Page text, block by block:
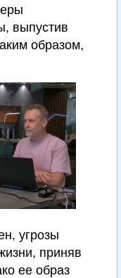
выпустив
образом,
угрозы
приняв
ее образ